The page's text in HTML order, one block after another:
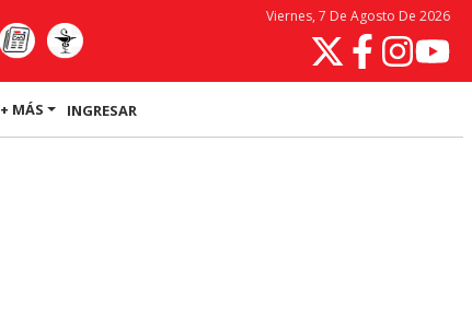
Viernes, 7 De Agosto De 2026
+ MÁS INGRESAR